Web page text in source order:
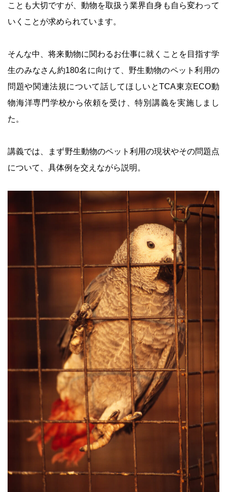
ことも大切ですが、動物を取扱う業界自身も自ら変わって
いくことが求められています。
そんな中、将来動物に関わるお仕事に就くことを目指す学
生のみなさん約180名に向けて、野生動物のペット利用の
問題や関連法規について話してほしいとTCA東京ECO動
物海洋専門学校から依頼を受け、特別講義を実施しまし
た。
講義では、まず野生動物のペット利用の現状やその問題点
について、具体例を交えながら説明。